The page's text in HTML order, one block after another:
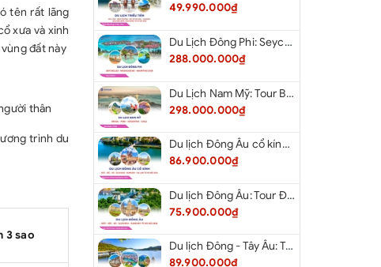
tên rất lãng
xưa và xinh
đất này
thân
trình du
3 sao
49.990.000₫
Du Lịch Đông Phi: Seychelles - Madagascar - Mauritius 2026
288.000.000₫
Du Lịch Nam Mỹ: Tour Brazil - Peru - Argentina - Chile 2026
298.000.000₫
Du lịch Đông Âu cổ kính: Tour Đức - Séc - Áo - Slovakia - Hungary - Ba Lan từ Hà Nội 2026
86.900.000₫
Du lịch Đông Âu: Tour Đức - Séc - Áo - Slovakia - Hungary từ Hà Nội 2026
75.900.000₫
Du lịch Đông - Tây Âu: Tour Đức - Áo - Ý - Thụy Sĩ - Pháp từ Hà Nội 2026
89.900.000₫